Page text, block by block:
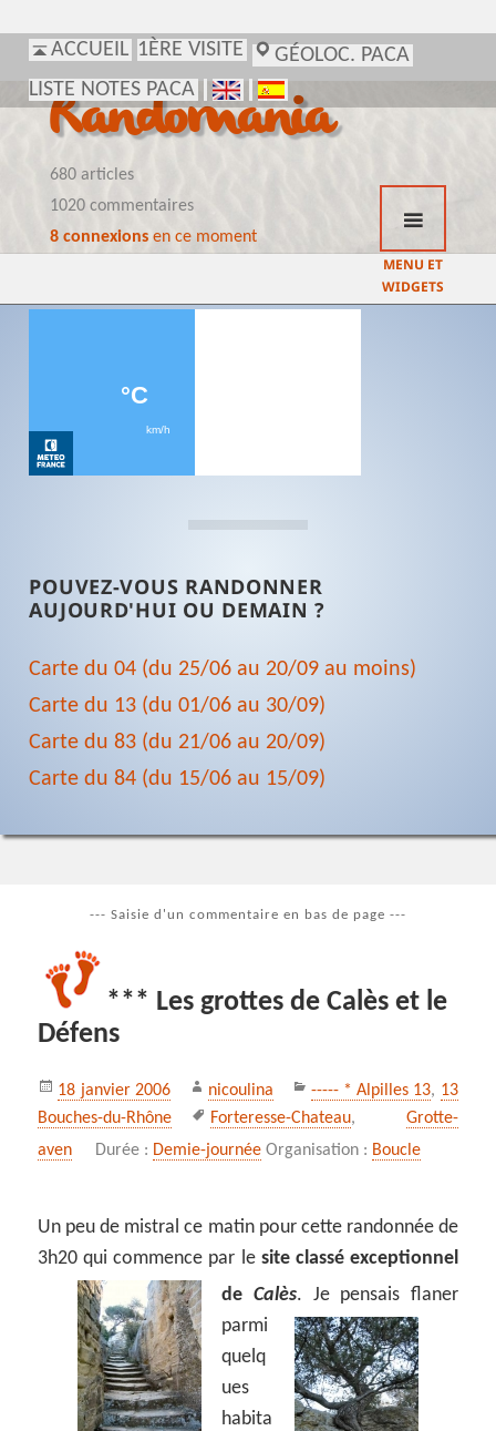
ACCUEIL 1ÈRE VISITE
GÉOLOC. PACA
LISTE NOTES PACA
Randomania
680 articles
1020 commentaires
8 connexionsen ce moment
MENU ET
WIDGETS
POUVEZ-VOUS RANDONNER
AUJOURD'HUI OU DEMAIN ?
Carte du 04 (du 25/06 au 20/09 au moins)
Carte du 13 (du 01/06 au 30/09)
Carte du 83 (du 21/06 au 20/09)
Carte du 84 (du 15/06 au 15/09)
--- Saisie d'un commentaire en bas de page ---
*** Les grottes de Calès et le
Défens
Publié
le
18 janvier 2006 Auteur
nicoulina Catégories
----- * Alpilles 13, 13
Bouches-du-Rhône
Mots-
clés
Forteresse-Chateau, Grotte-
aven
Durée : Demie-journéeOrganisation : Boucle
Un peu de mistral ce matin pour cette randonnée de
3h20 qui commence par le site classé exceptionnel
de Calès. Je pensais flaner
parmi
quelq
ues
habita